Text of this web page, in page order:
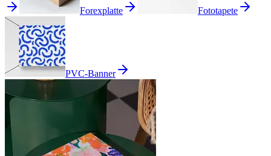
Forexplatte Fototapete
PVC-Banner